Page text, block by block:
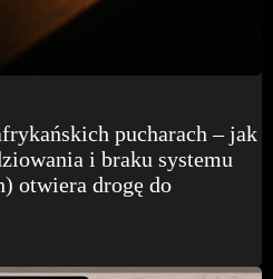
pucharach – jak
i braku systemu
otwiera drogę do